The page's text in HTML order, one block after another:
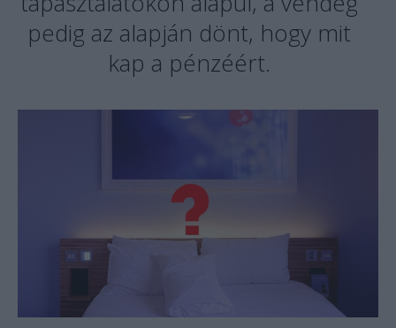
pedig az alapján dönt, hogy mit
kap a pénzéért.